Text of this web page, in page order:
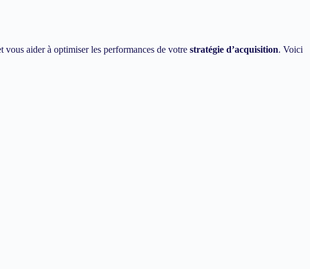
vous aider à optimiser les performances de votre stratégie d’acquisition. Voici